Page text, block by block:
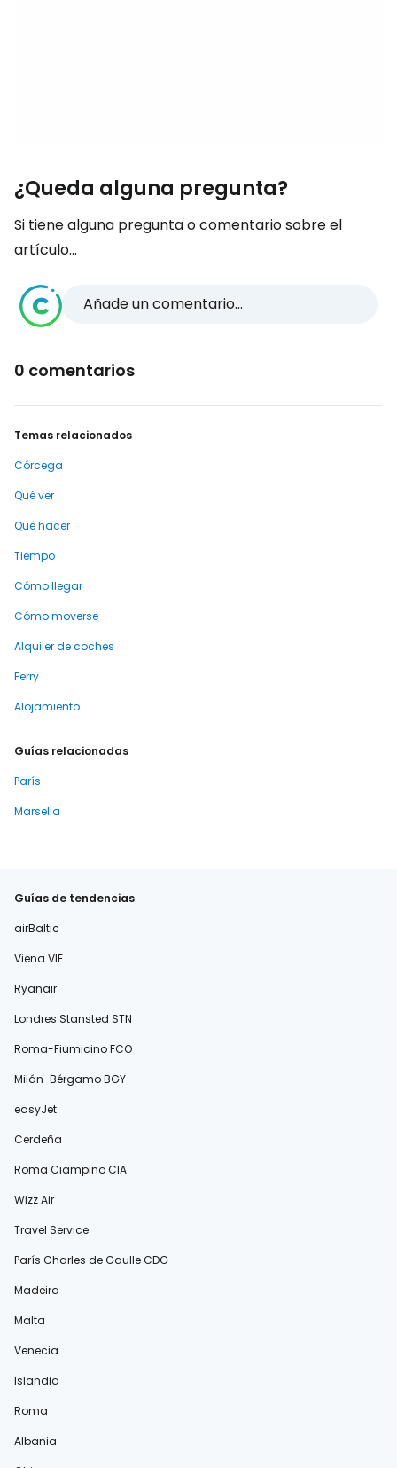
¿Queda alguna pregunta?
Si tiene alguna pregunta o comentario sobre el
artículo...
Añade un comentario...
0 comentarios
Temas relacionados
Córcega
Qué ver
Qué hacer
Tiempo
Cómo llegar
Cómo moverse
Alquiler de coches
Ferry
Alojamiento
Guías relacionadas
París
Marsella
Guías de tendencias
airBaltic
Viena VIE
Ryanair
Londres Stansted STN
Roma-Fiumicino FCO
Milán-Bérgamo BGY
easyJet
Cerdeña
Roma Ciampino CIA
Wizz Air
Travel Service
París Charles de Gaulle CDG
Madeira
Malta
Venecia
Islandia
Roma
Albania